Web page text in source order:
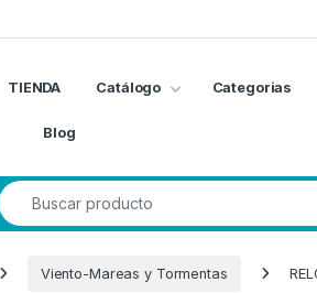
TIENDA Catálogo Categorias
Blog
Search for:
Viento-Mareas y Tormentas